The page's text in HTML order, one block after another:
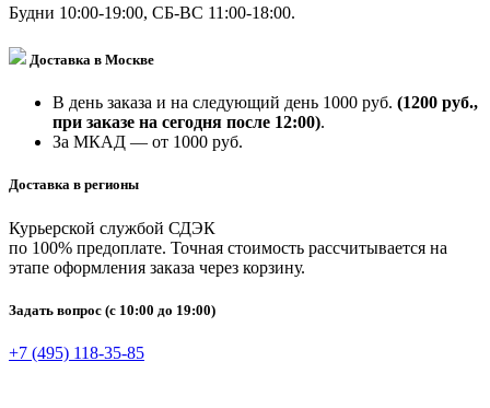
Будни 10:00-19:00, СБ-ВС 11:00-18:00.
Доставка в Москве
В день заказа и на следующий день 1000 руб. (1200 руб.,
при заказе на сегодня после 12:00).
За МКАД — от 1000 руб.
Доставка в регионы
Курьерской службой СДЭК
по 100% предоплате. Точная стоимость рассчитывается на
этапе оформления заказа через корзину.
Задать вопрос (с 10:00 до 19:00)
+7 (495) 118-35-85